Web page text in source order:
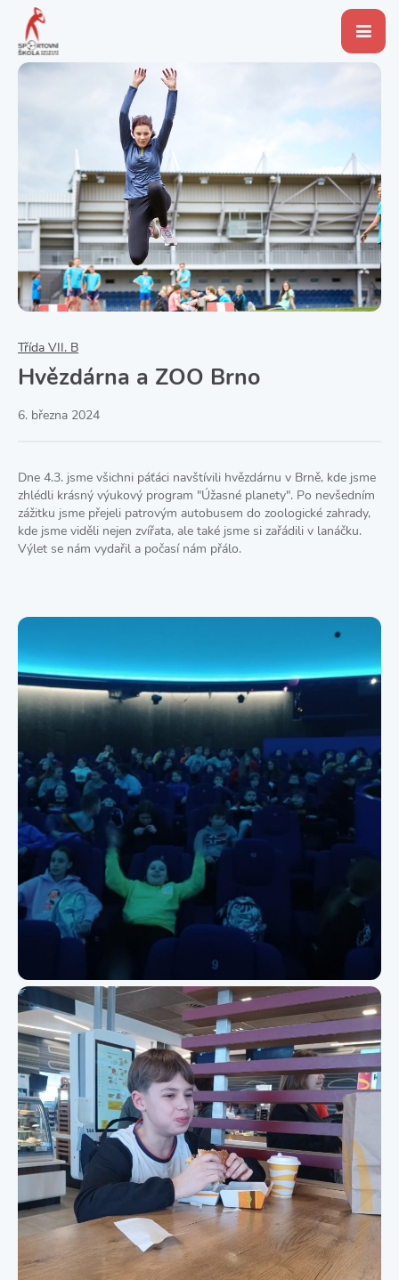
Třída VII. B
Hvězdárna a ZOO Brno
6. března 2024
Dne 4.3. jsme všichni páťáci navštívili hvězdárnu v Brně, kde jsme
zhlédli krásný výukový program "Úžasné planety". Po nevšedním
zážitku jsme přejeli patrovým autobusem do zoologické zahrady,
kde jsme viděli nejen zvířata, ale také jsme si zařádili v lanáčku.
Výlet se nám vydařil a počasí nám přálo.